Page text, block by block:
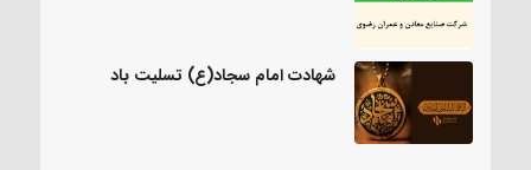
شهادت امام سجاد(ع) تسلیت باد